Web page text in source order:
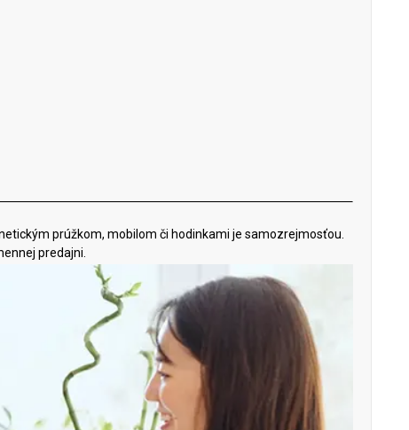
prúžkom, mobilom či hodinkami je samozrejmosťou.
predajni.